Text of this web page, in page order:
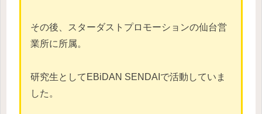
その後、スターダストプロモーションの仙台営
業所に所属。
研究生としてEBiDAN SENDAIで活動していま
した。